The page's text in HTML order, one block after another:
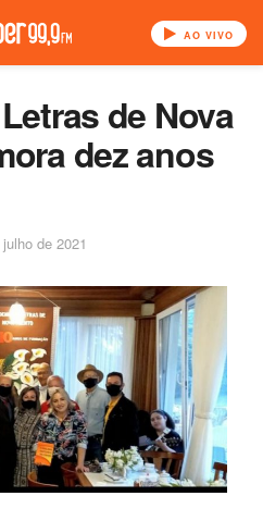
AO VIVO
de Nova
dez anos
de 2021